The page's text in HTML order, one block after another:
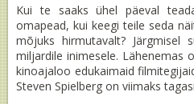
Kui te saaks ühel päeval
omapead, kui keegi teile seda
mõjuks hirmutavalt? Järgmisel
miljardile inimesele. Lähenemas
kinoajaloo edukaimaid
Steven Spielberg on viimaks